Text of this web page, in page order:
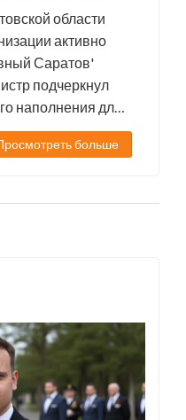
области
активно
Саратов'
подчеркнул
наполнения для
потенциала
для
больше